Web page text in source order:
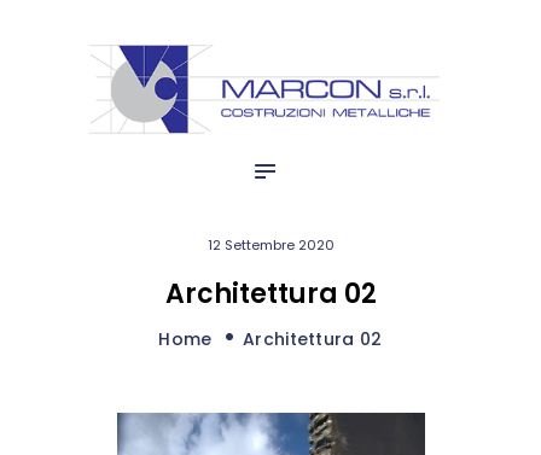
12 Settembre 2020
Architettura 02
Home Architettura 02
marcon s.r.l.
Costruzioni Metalliche
AZIENDA
BLOG